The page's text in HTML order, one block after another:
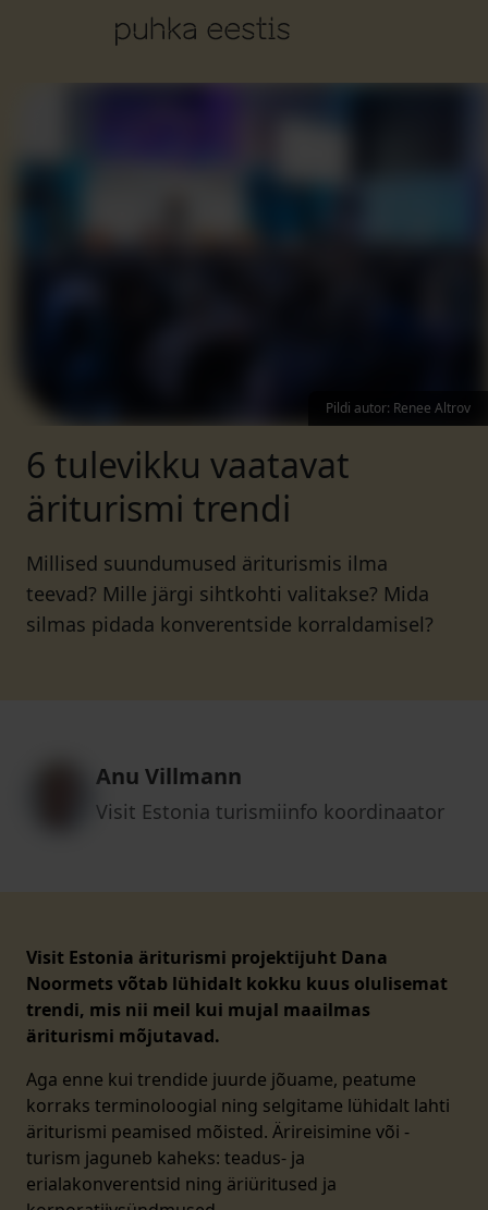
Pildi autor: Renee Altrov
6 tulevikku vaatavat
äriturismi trendi
Millised suundumused äriturismis ilma
teevad? Mille järgi sihtkohti valitakse? Mida
silmas pidada konverentside korraldamisel?
Anu Villmann
Visit Estonia turismiinfo koordinaator
Visit Estonia äriturismi projektijuht Dana
Noormets võtab lühidalt kokku kuus olulisemat
trendi, mis nii meil kui mujal maailmas
äriturismi mõjutavad.
Aga enne kui trendide juurde jõuame, peatume
korraks terminoloogial ning selgitame lühidalt lahti
äriturismi peamised mõisted. Ärireisimine või -
turism jaguneb kaheks: teadus- ja
erialakonverentsid ning äriüritused ja